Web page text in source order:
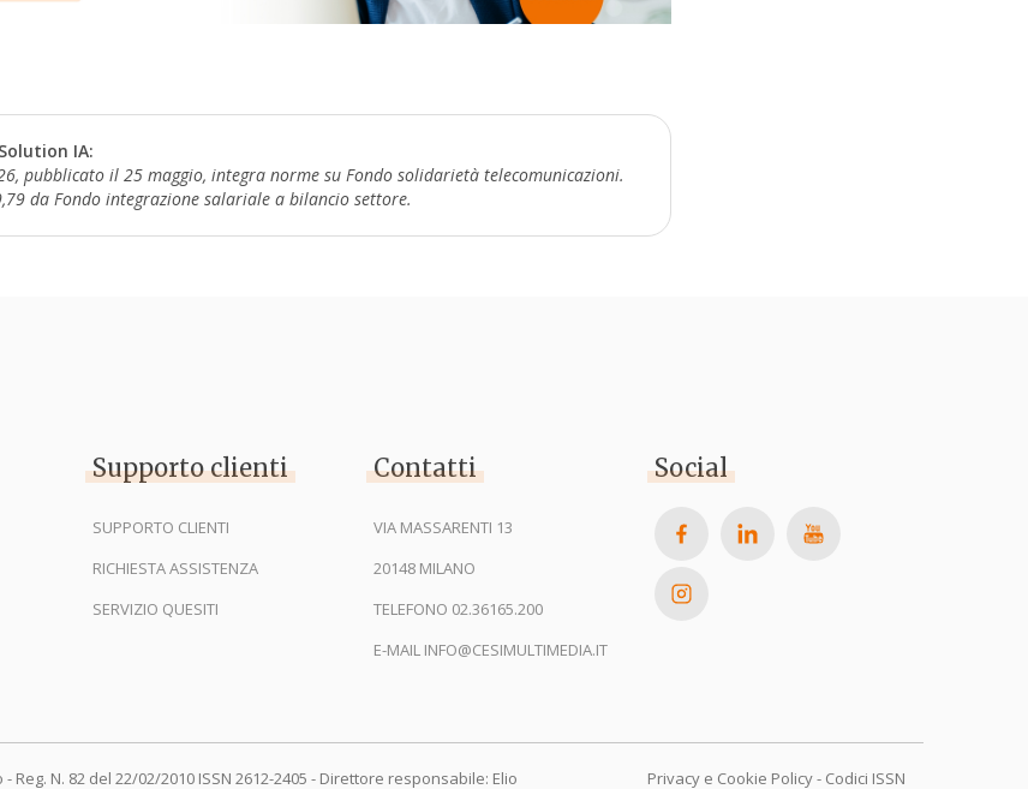
IA:
pubblicato il 25 maggio, integra norme su Fondo solidarietà telecomunicazioni.
da Fondo integrazione salariale a bilancio settore.
Supporto clienti
SUPPORTO CLIENTI
RICHIESTA ASSISTENZA
SERVIZIO QUESITI
Contatti
VIA MASSARENTI 13
20148 MILANO
TELEFONO 02.36165.200
E-MAIL INFO@CESIMULTIMEDIA.IT
Social
N. 82 del 22/02/2010 ISSN 2612-2405 - Direttore responsabile: Elio Privacy e Cookie Policy- Codici ISSN